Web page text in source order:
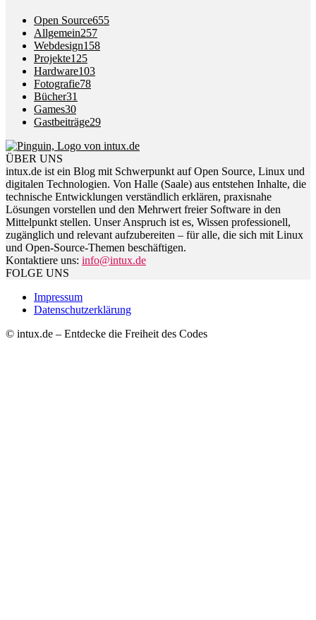
Open Source655
Allgemein257
Webdesign158
Projekte125
Hardware103
Fotografie78
Bücher31
Games30
Gastbeiträge29
ÜBER UNS
intux.de ist ein Blog mit Schwerpunkt auf Open Source, Linux und
digitalen Technologien. Von Halle (Saale) aus entstehen Inhalte, die
technische Entwicklungen verständlich erklären, praxisnahe
Lösungen vorstellen und den Mehrwert freier Software in den
Mittelpunkt stellen. Unser Anspruch ist es, Wissen professionell,
zugänglich und relevant aufzubereiten – für alle, die sich mit Linux
und Open-Source-Themen beschäftigen.
Kontaktiere uns: info@intux.de
FOLGE UNS
Impressum
Datenschutzerklärung
© intux.de – Entdecke die Freiheit des Codes